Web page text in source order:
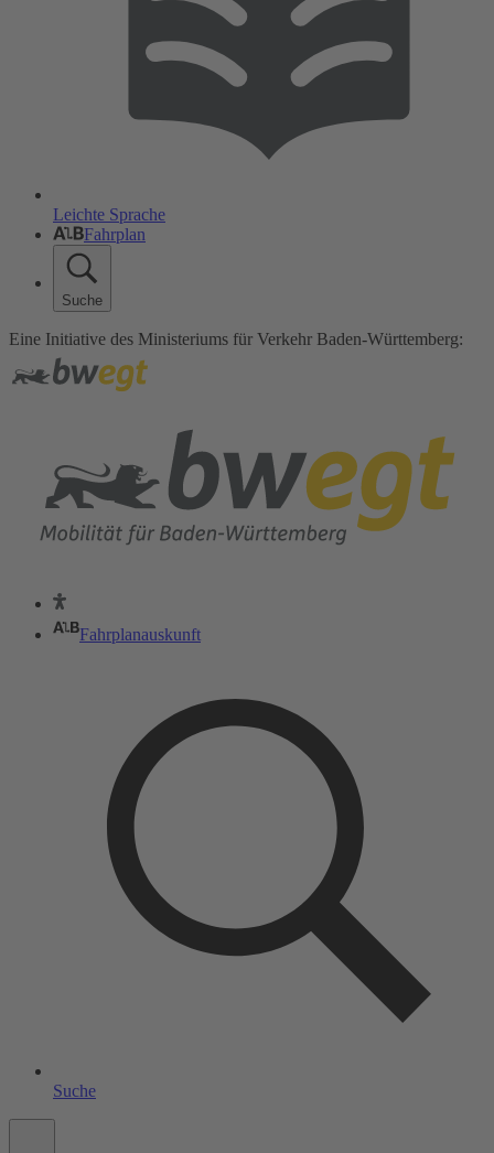
Leichte Sprache
Fahrplan
Suche
Eine Initiative des Ministeriums für Verkehr Baden-Württemberg:
Fahrplanauskunft
Suche